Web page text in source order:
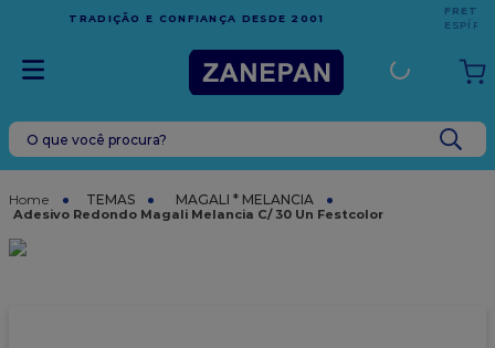
FRETE GRÁTIS
ESPÍRITO SANTO
O que você procura?
TEMAS MAGALI * MELANCIA
Adesivo Redondo Magali Melancia C/ 30 Un Festcolor
TERMOS MAIS BUSCADOS
leite condensado